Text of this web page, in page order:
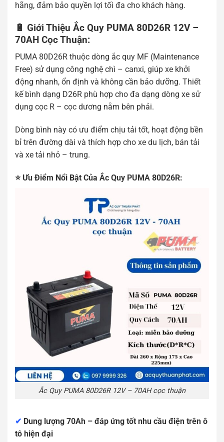
hãng, đảm bảo quyền lợi tối đa cho khách hàng.
🔋 Giới Thiệu Ắc Quy PUMA 80D26R 12V –
70AH Cọc Thuận:
PUMA 80D26R thuộc dòng ắc quy MF (Maintenance
Free) sử dụng công nghệ chì – canxi, giúp xe khởi
động nhanh, ổn định và không cần bảo dưỡng. Thiết
kế bình dạng D26R phù hợp cho đa dạng dòng xe sử
dụng cọc R – cọc dương nằm bên phải.
Dòng bình này có ưu điểm chịu tải tốt, hoạt động bền
bỉ trên đường dài và thích hợp cho xe du lịch, bán tải
và xe tải nhỏ – trung.
⭐ Ưu Điểm Nổi Bật Của Ắc Quy PUMA 80D26R:
Ắc Quy PUMA 80D26R 12V – 70AH cọc thuận
✔ Dung lượng 70Ah – đáp ứng tốt nhu cầu điện trên ô
tô hiện đại